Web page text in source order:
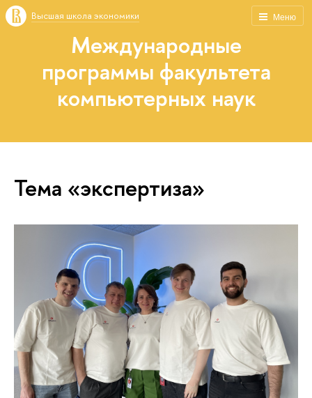
Меню
Высшая школа экономики
Международные
программы факультета
компьютерных наук
Тема «экспертиза»